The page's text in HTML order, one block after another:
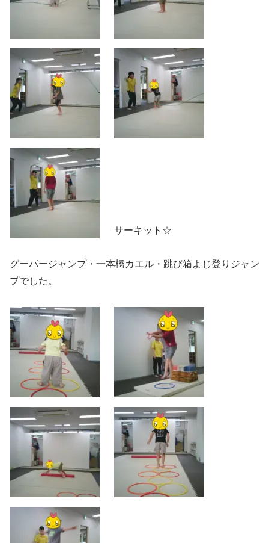
サーキット☆
グーパージャンプ・一本橋カエル・跳び箱よじ登りジャン
プでした。